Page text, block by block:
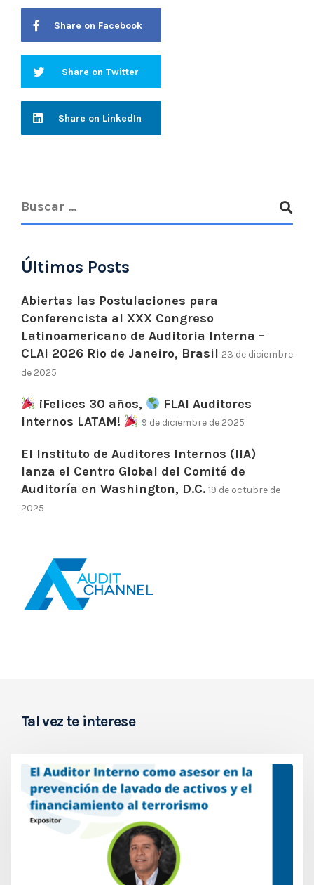
Share on Facebook
Share on Twitter
Share on LinkedIn
Últimos Posts
Abiertas las Postulaciones para
Conferencista al XXX Congreso
Latinoamericano de Auditoria Interna –
CLAI 2026 Rio de Janeiro, Brasil 23 de diciembre
de 2025
¡Felices 30 años,
FLAI Auditores
Internos LATAM!
9 de diciembre de 2025
El Instituto de Auditores Internos (IIA)
lanza el Centro Global del Comité de
Auditoría en Washington, D.C. 19 de octubre de
2025
Tal vez te interese